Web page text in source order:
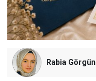
Rabia Görgün